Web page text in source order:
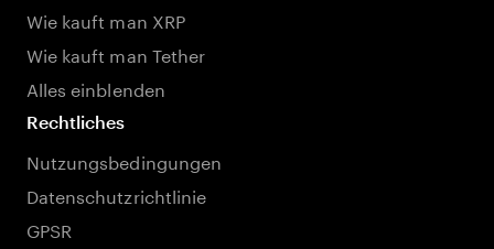
Wie kauft man XRP
Wie kauft man Tether
Alles einblenden
Rechtliches
Nutzungsbedingungen
Datenschutzrichtlinie
GPSR